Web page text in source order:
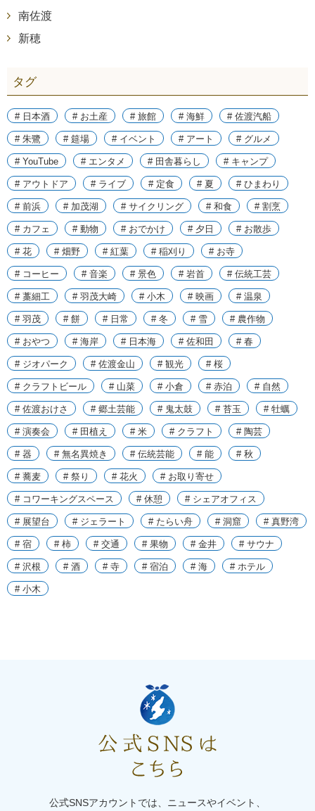
南佐渡
新穂
タグ
# 日本酒 # お土産 # 旅館 # 海鮮 # 佐渡汽船
# 朱鷺 # 筵場 # イベント # アート # グルメ
# YouTube # エンタメ # 田舎暮らし # キャンプ
# アウトドア # ライブ # 定食 # 夏 # ひまわり
# 前浜 # 加茂湖 # サイクリング # 和食 # 割烹
# カフェ # 動物 # おでかけ # 夕日 # お散歩
# 花 # 畑野 # 紅葉 # 稲刈り # お寺
# コーヒー # 音楽 # 景色 # 岩首 # 伝統工芸
# 藁細工 # 羽茂大崎 # 小木 # 映画 # 温泉
# 羽茂 # 餅 # 日常 # 冬 # 雪 # 農作物
# おやつ # 海岸 # 日本海 # 佐和田 # 春
# ジオパーク # 佐渡金山 # 観光 # 桜
# クラフトビール # 山菜 # 小倉 # 赤泊 # 自然
# 佐渡おけさ # 郷土芸能 # 鬼太鼓 # 苔玉 # 牡蠣
# 演奏会 # 田植え # 米 # クラフト # 陶芸
# 器 # 無名異焼き # 伝統芸能 # 能 # 秋
# 蕎麦 # 祭り # 花火 # お取り寄せ
# コワーキングスペース # 休憩 # シェアオフィス
# 展望台 # ジェラート # たらい舟 # 洞窟 # 真野湾
# 宿 # 柿 # 交通 # 果物 # 金井 # サウナ
# 沢根 # 酒 # 寺 # 宿泊 # 海 # ホテル
# 小木
公式SNSアカウントでは、ニュースやイベント、